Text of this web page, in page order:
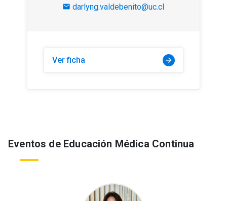
mail darlyng.valdebenito@uc.cl
Ver ficha arrow_forward
Eventos de Educación Médica Continua